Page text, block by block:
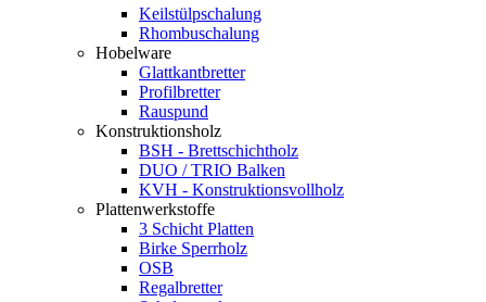
Keilstülpschalung
Rhombuschalung
Hobelware
Glattkantbretter
Profilbretter
Rauspund
Konstruktionsholz
BSH - Brettschichtholz
DUO / TRIO Balken
KVH - Konstruktionsvollholz
Plattenwerkstoffe
3 Schicht Platten
Birke Sperrholz
OSB
Regalbretter